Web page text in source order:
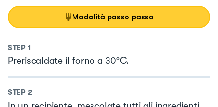
Modalità passo passo
STEP 1
Preriscaldate il forno a 30°C.
STEP 2